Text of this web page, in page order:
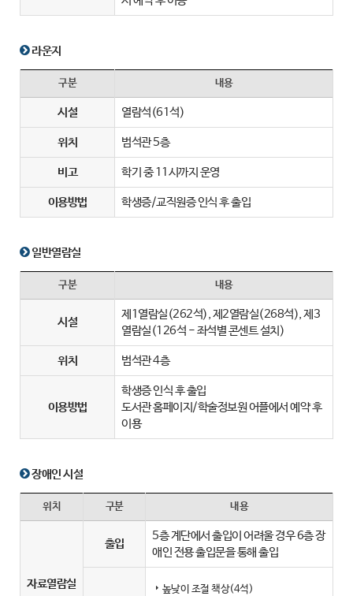
라운지
구분 내용
시설 열람석(61석)
위치 범석관 5층
비고 학기 중 11시까지 운영
이용방법 학생증/교직원증 인식 후 출입
일반열람실
구분 내용
시설
제1열람실(262석), 제2열람실(268석), 제3
열람실(126석 - 좌석별 콘센트 설치)
위치 범석관 4층
이용방법
학생증 인식 후 출입
도서관 홈페이지/학술정보원 어플에서 예약 후
이용
장애인 시설
위치 구분 내용
자료열람실
출입
5층 계단에서 출입이 어려울 경우 6층 장
애인 전용 출입문을 통해 출입
높낮이 조절 책상(4석)